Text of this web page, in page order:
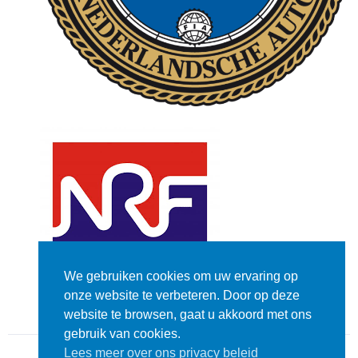
We gebruiken cookies om uw ervaring op
onze website te verbeteren. Door op deze
website te browsen, gaat u akkoord met ons
gebruik van cookies.
Lees meer over ons privacy beleid